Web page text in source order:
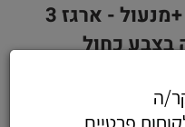
סט מגירות *3 גדולות +מנעול - ארגז 3
בצבע כחול
ה